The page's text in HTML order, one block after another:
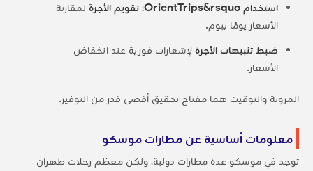
استخدام OrientTrips&rsquo؛ تقويم الأجرة
لمقارنة
الأسعار يومًا بيوم.
ضبط تنبيهات الأجرةلإشعارات فورية عند انخفاض
الأسعار.
المرونة والتوقيت هما مفتاح تحقيق أقصى قدر من التوفير.
معلومات أساسية عن مطارات موسكو
توجد في موسكو عدة مطارات دولية، ولكن معظم رحلات طهران